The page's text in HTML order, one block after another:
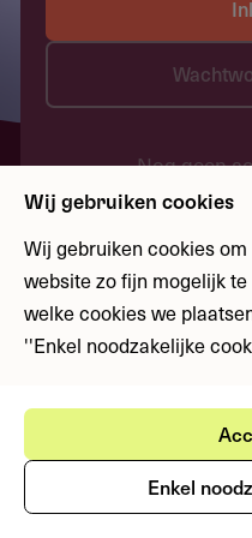
Nog geen
Wij gebruiken cookies
Wij gebruiken cookies
website zo fijn mogelijk te
welke cookies we
''Enkel noodzakelijke
Enkel